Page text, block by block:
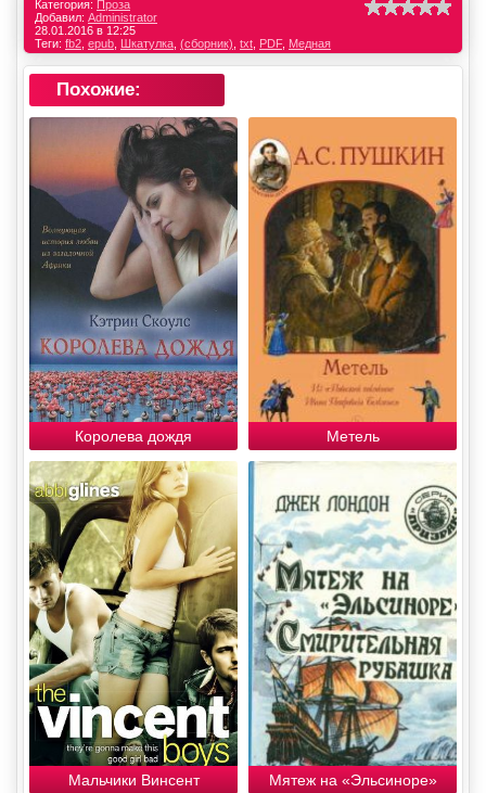
Категория: Проза
Добавил: Administrator
28.01.2016 в 12:25
Теги: fb2 epub Шкатулка (сборник) txt PDF, Медная
Похожие:
Королева дождя Метель
Мальчики Винсент Мятеж на «Эльсиноре»